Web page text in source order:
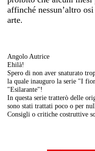
affinché nessun’altro
arte.
Angolo Autrice
Ehilà!
Spero di non aver snaturato
la quale inauguro la serie "I
"Esilarante"!
In questa serie tratterò delle
sono stati trattati poco o per
Consigli o critiche costruttive